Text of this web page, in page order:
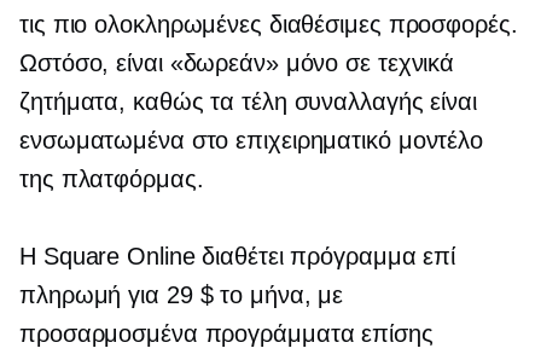
τις πιο ολοκληρωμένες διαθέσιμες προσφορές.
Ωστόσο, είναι «δωρεάν» μόνο σε τεχνικά
ζητήματα, καθώς τα τέλη συναλλαγής είναι
ενσωματωμένα στο επιχειρηματικό μοντέλο
της πλατφόρμας.
Η Square Online διαθέτει πρόγραμμα επί
πληρωμή για 29 $ το μήνα, με
προσαρμοσμένα προγράμματα επίσης